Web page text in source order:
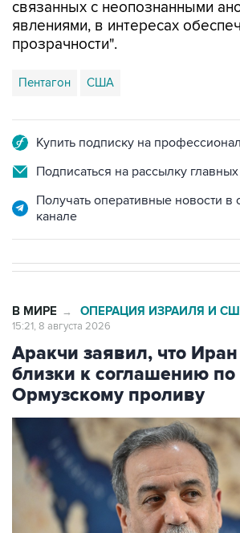
связанных с неопознанными
явлениями, в интересах
прозрачности".
Пентагон США
Купить подписку на
Подписаться на рассылку
Получать оперативные новости
канале
В МИРЕ → ОПЕРАЦИЯ ИЗРАИЛЯ И
15:21, 8 августа 2026
Аракчи заявил, что
близки к соглашению по
Ормузскому проливу